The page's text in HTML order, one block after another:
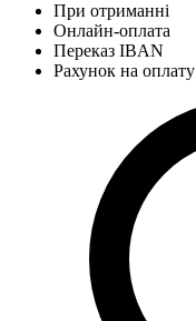
При отриманні
Онлайн-оплата
Переказ IBAN
Рахунок на оплату